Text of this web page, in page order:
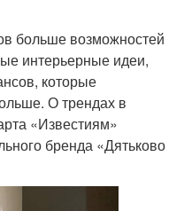
больше возможностей
интерьерные идеи,
которые
О трендах в
«Известиям»
бренда «Дятьково